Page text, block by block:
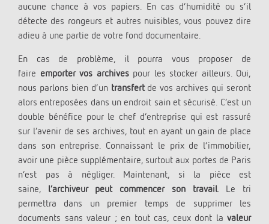
aucune chance à vos papiers. En cas d’humidité ou s’il
détecte des rongeurs et autres nuisibles, vous pouvez dire
adieu à une partie de votre fond documentaire.
En cas de problème, il pourra vous proposer de
faire emporter vos archivespour les stocker ailleurs. Oui,
nous parlons bien d’un transfertde vos archives qui seront
alors entreposées dans un endroit sain et sécurisé. C’est un
double bénéfice pour le chef d’entreprise qui est rassuré
sur l’avenir de ses archives, tout en ayant un gain de place
dans son entreprise. Connaissant le prix de l’immobilier,
avoir une pièce supplémentaire, surtout aux portes de Paris
n’est pas à négliger. Maintenant, si la pièce est
saine, l’archiveur peut commencer son travail. Le tri
permettra dans un premier temps de supprimer les
documents sans valeur ; en tout cas, ceux dont la valeur